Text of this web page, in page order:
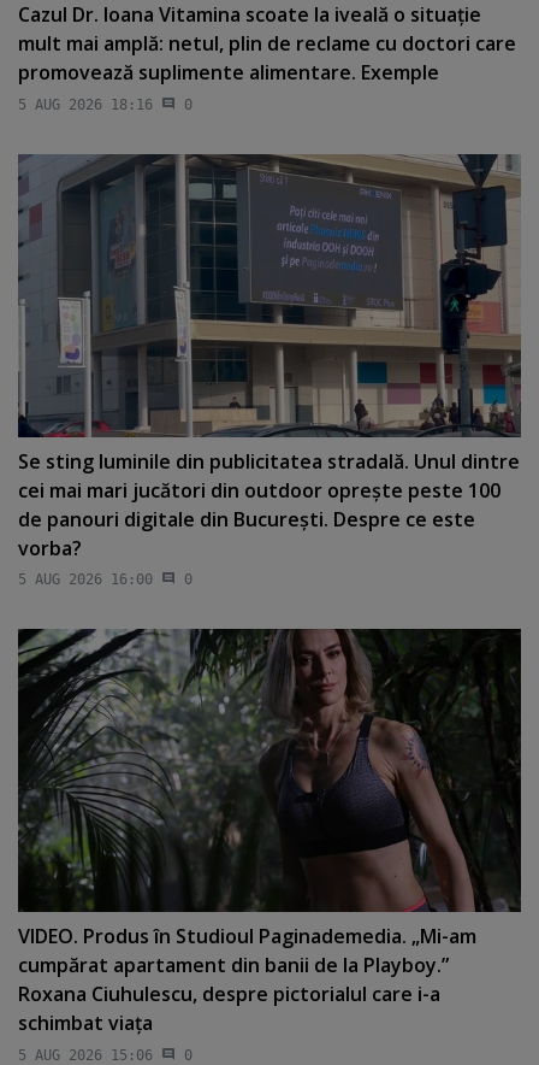
Cazul Dr. Ioana Vitamina scoate la iveală o situaţie
mult mai amplă: netul, plin de reclame cu doctori care
promovează suplimente alimentare. Exemple
5 AUG 2026 18:16 0
Se sting luminile din publicitatea stradală. Unul dintre
cei mai mari jucători din outdoor opreşte peste 100
de panouri digitale din Bucureşti. Despre ce este
vorba?
5 AUG 2026 16:00 0
VIDEO. Produs în Studioul Paginademedia. „Mi-am
cumpărat apartament din banii de la Playboy.”
Roxana Ciuhulescu, despre pictorialul care i-a
schimbat viaţa
5 AUG 2026 15:06 0